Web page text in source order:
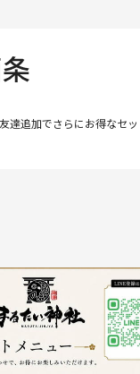
達追加でさらにお得なセ